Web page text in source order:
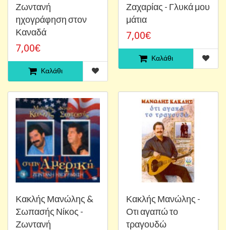
Ζωντανή
ηχογράφηση στον
Καναδά
7,00€
Καλάθι
Ζαχαρίας - Γλυκά μου
μάτια
7,00€
Καλάθι
Κακλής Μανώλης &
Σωπασής Νίκος -
Ζωντανή
Κακλής Μανώλης -
Οτι αγαπώ το
τραγουδώ